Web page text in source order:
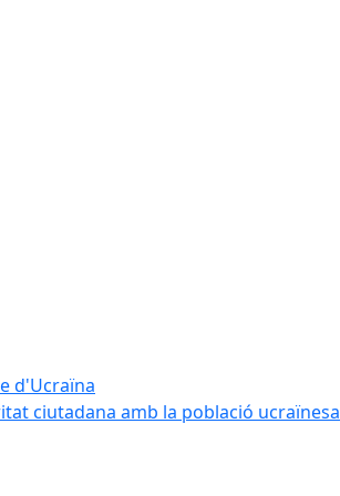
d'Ucraïna
ciutadana amb la població ucraïnesa